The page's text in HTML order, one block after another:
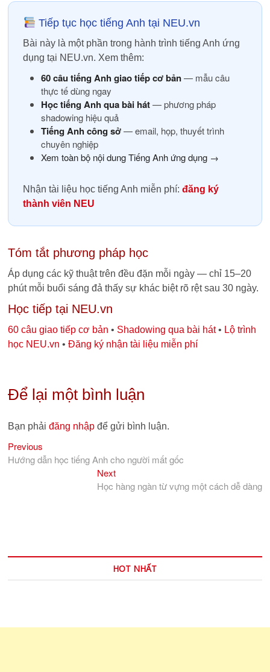
Tiếp tục học tiếng Anh tại NEU.vn
Bài này là một phần trong hành trình tiếng Anh ứng
dụng tại NEU.vn. Xem thêm:
60 câu tiếng Anh giao tiếp cơ bản— mẫu câu
thực tế dùng ngay
Học tiếng Anh qua bài hát— phương pháp
shadowing hiệu quả
Tiếng Anh công sở— email, họp, thuyết trình
chuyên nghiệp
Xem toàn bộ nội dung Tiếng Anh ứng dụng →
Nhận tài liệu học tiếng Anh miễn phí:đăng ký
thành viên NEU
Tóm tắt phương pháp học
Áp dụng các kỹ thuật trên đều đặn mỗi ngày — chỉ 15–20
phút mỗi buổi sáng đả thấy sự khác biệt rõ rệt sau 30 ngày.
Học tiếp tại NEU.vn
60 câu giao tiếp cơ bản • Shadowing qua bài hát• Lộ trình
học NEU.vn •Đăng ký nhận tài liệu miễn phí
Để lại một bình luận
Bạn phảiđăng nhập để gửi bình luận.
Điều
hướng
Previous
post:
Hướng dẫn học tiếng Anh cho người mất gốc
NextNext
post:
Học hàng ngàn từ vựng một cách dễ dàng
HOT NHẤT